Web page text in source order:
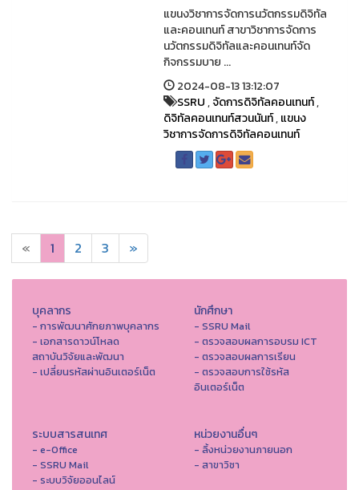
แขนงวิชาการจัดการนวัตกรรมดิจิทัล
และคอนเทนท์ สาขาวิชาการจัดการ
นวัตกรรมดิจิทัลและคอนเทนท์จัด
กิจกรรมบาย ...
2024-08-13 13:12:07
SSRU,จัดการดิจิทัลคอนเทนท์,
ดิจิทัลคอนเทนท์สวนนันท์,แขนง
วิชาการจัดการดิจิทัลคอนเทนท์
« 1 2 3 »
บุคลากร
- การพัฒนาศักยภาพบุคลากร
- เอกสารดาวน์โหลด
สถาบันวิจัยและพัฒนา
- เปลี่ยนรหัสผ่านอินเตอร์เน็ต
นักศึกษา
- SSRU Mail
- ตรวจสอบผลการอบรม ICT
- ตรวจสอบผลการเรียน
- ตรวจสอบการใช้รหัส
อินเตอร์เน็ต
ระบบสารสนเทศ
- e-Office
- SSRU Mail
- ระบบวิจัยออนไลน์
หน่วยงานอื่นๆ
- ลิ้งหน่วยงานภายนอก
- สาขาวิชา